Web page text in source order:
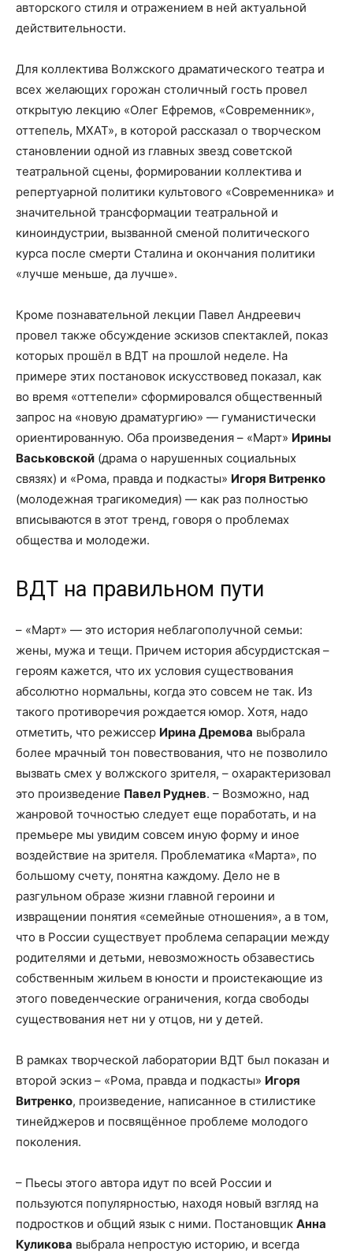
авторского стиля и отражением в ней актуальной
действительности.
Для коллектива Волжского драматического театра и
всех желающих горожан столичный гость провел
открытую лекцию «Олег Ефремов, «Современник»,
оттепель, МХАТ», в которой рассказал о творческом
становлении одной из главных звезд советской
театральной сцены, формировании коллектива и
репертуарной политики культового «Современника» и
значительной трансформации театральной и
киноиндустрии, вызванной сменой политического
курса после смерти Сталина и окончания политики
«лучше меньше, да лучше».
Кроме познавательной лекции Павел Андреевич
провел также обсуждение эскизов спектаклей, показ
которых прошёл в ВДТ на прошлой неделе. На
примере этих постановок искусствовед показал, как
во время «оттепели» сформировался общественный
запрос на «новую драматургию» — гуманистически
ориентированную. Оба произведения – «Март» Ирины
Васьковской (драма о нарушенных социальных
связях) и «Рома, правда и подкасты» Игоря Витренко
(молодежная трагикомедия) — как раз полностью
вписываются в этот тренд, говоря о проблемах
общества и молодежи.
ВДТ на правильном пути
– «Март» — это история неблагополучной семьи:
жены, мужа и тещи. Причем история абсурдистская –
героям кажется, что их условия существования
абсолютно нормальны, когда это совсем не так. Из
такого противоречия рождается юмор. Хотя, надо
отметить, что режиссер Ирина Дремова выбрала
более мрачный тон повествования, что не позволило
вызвать смех у волжского зрителя, – охарактеризовал
это произведение Павел Руднев. – Возможно, над
жанровой точностью следует еще поработать, и на
премьере мы увидим совсем иную форму и иное
воздействие на зрителя. Проблематика «Марта», по
большому счету, понятна каждому. Дело не в
разгульном образе жизни главной героини и
извращении понятия «семейные отношения», а в том,
что в России существует проблема сепарации между
родителями и детьми, невозможность обзавестись
собственным жильем в юности и проистекающие из
этого поведенческие ограничения, когда свободы
существования нет ни у отцов, ни у детей.
В рамках творческой лаборатории ВДТ был показан и
второй эскиз – «Рома, правда и подкасты» Игоря
Витренко, произведение, написанное в стилистике
тинейджеров и посвящённое проблеме молодого
поколения.
– Пьесы этого автора идут по всей России и
пользуются популярностью, находя новый взгляд на
подростков и общий язык с ними. Постановщик Анна
Куликова выбрала непростую историю, и всегда